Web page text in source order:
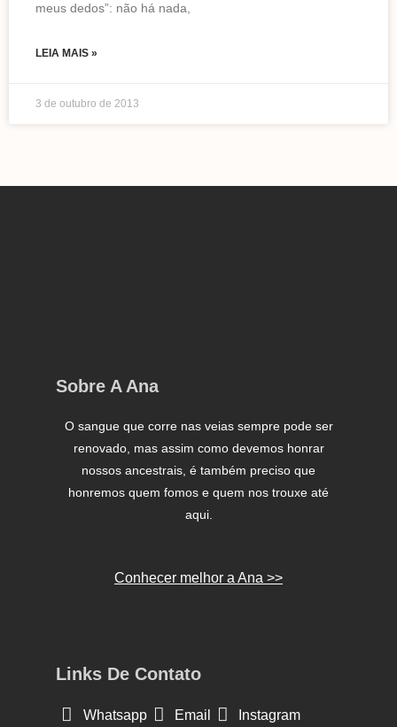
meus dedos”: não há nada,
LEIA MAIS »
3 de outubro de 2013
Sobre A Ana
O sangue que corre nas veias sempre pode ser
renovado, mas assim como devemos honrar
nossos ancestrais, é também preciso que
honremos quem fomos e quem nos trouxe até
aqui.
Conhecer melhor a Ana >>
Links De Contato
Whatsapp Email
Instagram